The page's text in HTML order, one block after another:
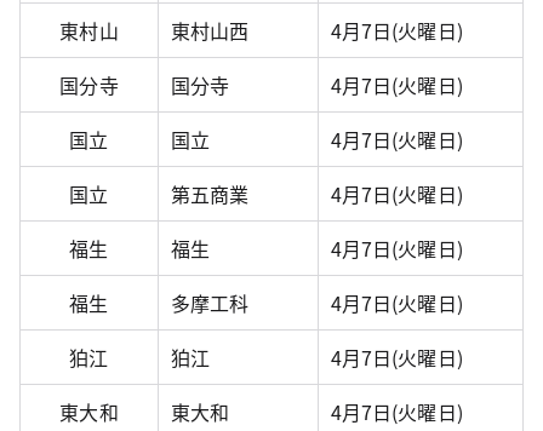
東村山
東村山西
4月7日(火曜日)
国分寺
国分寺
4月7日(火曜日)
国立
国立
4月7日(火曜日)
国立
第五商業
4月7日(火曜日)
福生
福生
4月7日(火曜日)
福生
多摩工科
4月7日(火曜日)
狛江
狛江
4月7日(火曜日)
東大和
東大和
4月7日(火曜日)